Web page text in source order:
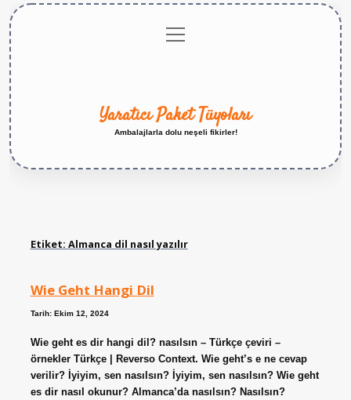
menüyü
aç
Yaratıcı Paket Tüyoları
Ambalajlarla dolu neşeli fikirler!
Etiket: Almanca dil nasıl yazılır
Wie Geht Hangi Dil
Tarih: Ekim 12, 2024
Wie geht es dir hangi dil? nasılsın – Türkçe çeviri –
örnekler Türkçe | Reverso Context. Wie geht’s e ne cevap
verilir? İyiyim, sen nasılsın? İyiyim, sen nasılsın? Wie geht
es dir nasıl okunur? Almanca’da nasılsın? Nasılsın?